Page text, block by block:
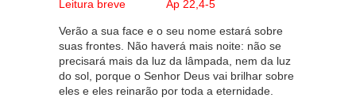
Leitura breve Ap 22,4-5
Verão a sua face e o seu nome estará sobre
suas frontes. Não haverá mais noite: não se
precisará mais da luz da lâmpada, nem da luz
do sol, porque o Senhor Deus vai brilhar sobre
eles e eles reinarão por toda a eternidade.